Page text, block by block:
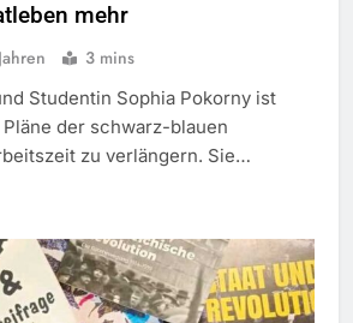
mehr
3 mins
Studentin Sophia Pokorny ist
der schwarz-blauen
zu verlängern. Sie…